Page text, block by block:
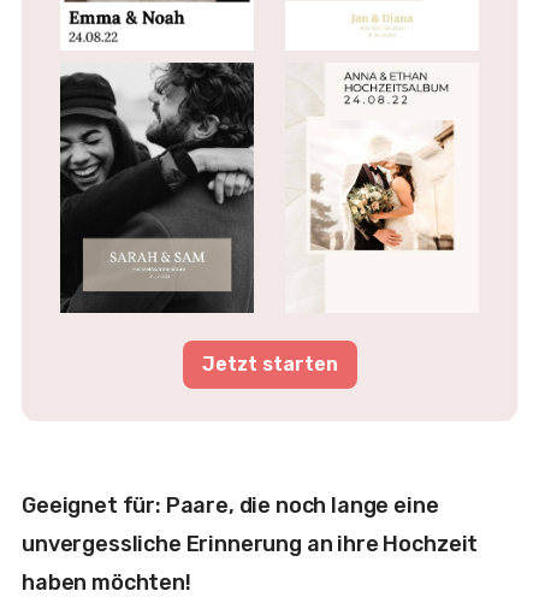
Jetzt starten
Geeignet für: Paare, die noch lange eine
unvergessliche Erinnerung an ihre Hochzeit
haben möchten!